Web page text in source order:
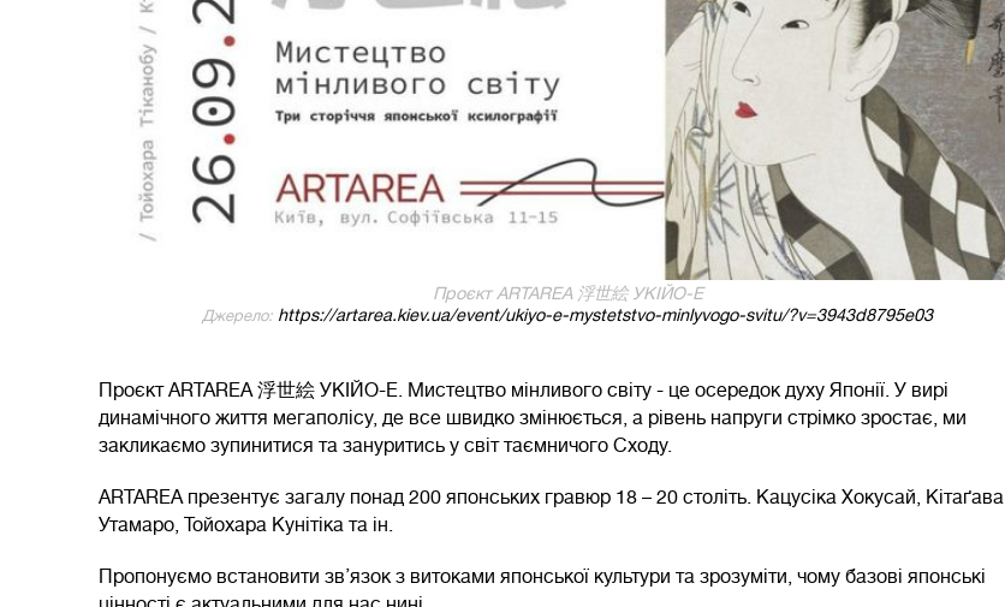
Проєкт ARTAREA 浮世絵 УКІЙО-Е
Джерело: https://artarea.kiev.ua/event/ukiyo-e-mystetstvo-minlyvogo-svitu/?v=3943d8795e03
Проєкт ARTAREA 浮世絵 УКІЙО-Е. Мистецтво мінливого світу - це осередок духу Японії. У вирі
динамічного життя мегаполісу, де все швидко змінюється, а рівень напруги стрімко зростає, ми
закликаємо зупинитися та зануритись у світ таємничого Сходу.
ARTAREA презентує загалу понад 200 японських гравюр 18 – 20 століть. Кацусіка Хокусай, Кітаґава
Утамаро, Тойохара Кунітіка та ін.
Пропонуємо встановити зв’язок з витоками японської культури та зрозуміти, чому базові японські